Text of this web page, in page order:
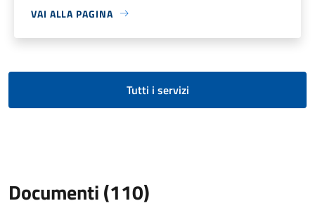
VAI ALLA PAGINA
Tutti i servizi
Documenti (110)